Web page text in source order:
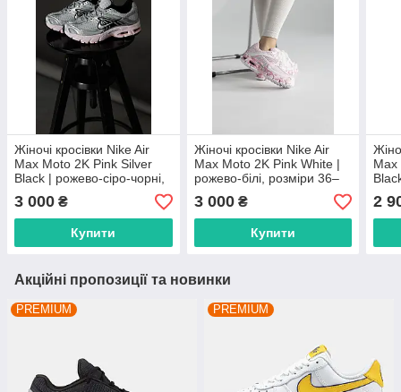
Жіночі кросівки Nike Air
Max Moto 2K Pink Silver
Black | рожево-сіро-чорні,
розміри 36–41
3 000 ₴
Купити
Жіночі кросівки Nike Air
Max Moto 2K Pink White |
рожево-білі, розміри 36–
40
3 000₴
Купити
Max
2
Акційні пропозиції та новинки
PREMIUM PREMIUM